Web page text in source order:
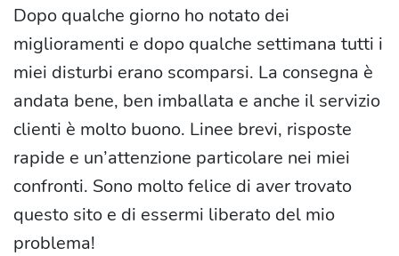
Dopo qualche giorno ho notato dei
miglioramenti e dopo qualche settimana tutti i
miei disturbi erano scomparsi. La consegna è
andata bene, ben imballata e anche il servizio
clienti è molto buono. Linee brevi, risposte
rapide e un’attenzione particolare nei miei
confronti. Sono molto felice di aver trovato
questo sito e di essermi liberato del mio
problema!